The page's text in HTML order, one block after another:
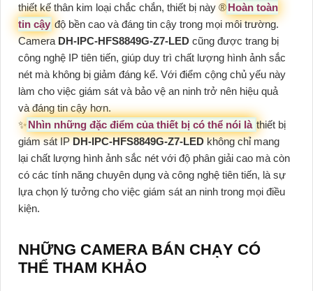
thiết kế thân kim loại chắc chắn, thiết bị này ®️Hoàn toàn
tin cậy độ bền cao và đáng tin cậy trong mọi môi trường.
Camera DH-IPC-HFS8849G-Z7-LED cũng được trang bị
công nghệ IP tiên tiến, giúp duy trì chất lượng hình ảnh sắc
nét mà không bị giảm đáng kể. Với điểm cộng chủ yếu này
làm cho việc giám sát và bảo vệ an ninh trở nên hiệu quả
và đáng tin cậy hơn.
✨Nhìn những đặc điểm của thiết bị có thể nói là thiết bị
giám sát IPDH-IPC-HFS8849G-Z7-LEDkhông chỉ mang
lại chất lượng hình ảnh sắc nét với độ phân giải cao mà còn
có các tính năng chuyên dụng và công nghệ tiên tiến, là sự
lựa chọn lý tưởng cho việc giám sát an ninh trong mọi điều
kiện.
NHỮNG CAMERA BÁN CHẠY CÓ
THỂ THAM KHẢO